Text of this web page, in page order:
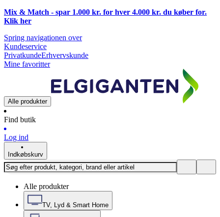
Mix & Match - spar 1.000 kr. for hver 4.000 kr. du køber for.
Klik her
Spring navigationen over
Kundeservice
PrivatkundeErhvervskunde
Mine favoritter
Alle produkter
Find butik
Log ind
Indkøbskurv
Alle produkter
TV, Lyd & Smart Home